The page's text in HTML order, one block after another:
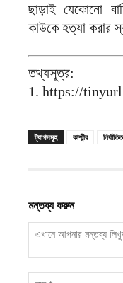
ছাড়াই যেকোনো
কাউকে হত্যা করার
তথ্যসূত্র:
1. https://
ট্যাগসমূহ কাশ্মীর
মন্তব্য করুন